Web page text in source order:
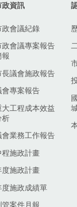
政資訊
政會議紀錄
政會議專案報告
報
長議會施政報告
會專案報告
大工程成本效益
析
會業務工作報告
程施政計畫
度施政計畫
度施政成績單
管案件月報